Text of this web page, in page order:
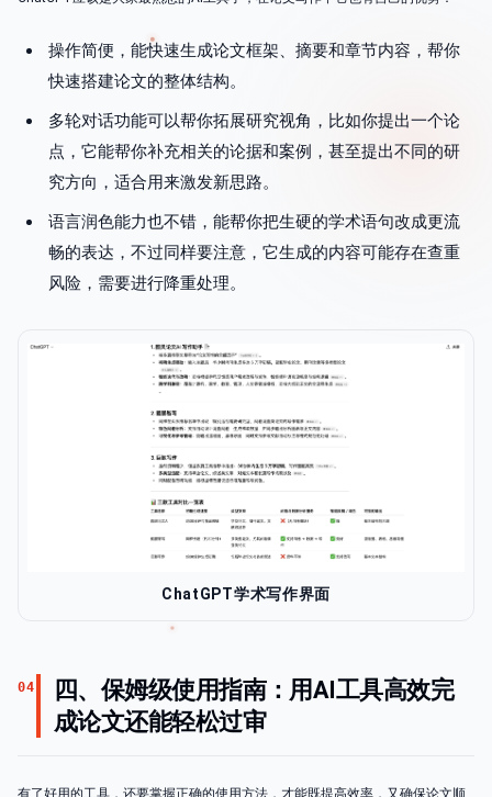
操作简便，能快速生成论文框架、摘要和章节内容，帮你
快速搭建论文的整体结构。
多轮对话功能可以帮你拓展研究视角，比如你提出一个论
点，它能帮你补充相关的论据和案例，甚至提出不同的研
究方向，适合用来激发新思路。
语言润色能力也不错，能帮你把生硬的学术语句改成更流
畅的表达，不过同样要注意，它生成的内容可能存在查重
风险，需要进行降重处理。
ChatGPT学术写作界面
04
四、保姆级使用指南：用AI工具高效完
成论文还能轻松过审